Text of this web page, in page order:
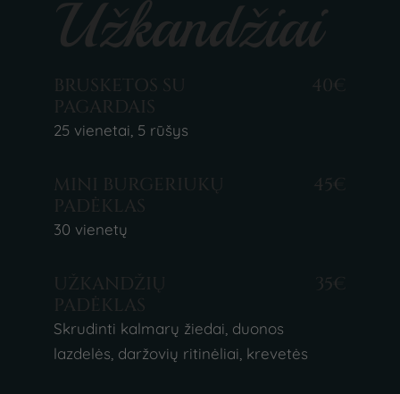
Užkandžiai
BRUSKETOS SU
PAGARDAIS
40€
25 vienetai, 5 rūšys
MINI BURGERIUKŲ
PADĖKLAS
45€
30 vienetų
UŽKANDŽIŲ
PADĖKLAS
35€
Skrudinti kalmarų žiedai, duonos
lazdelės, daržovių ritinėliai, krevetės